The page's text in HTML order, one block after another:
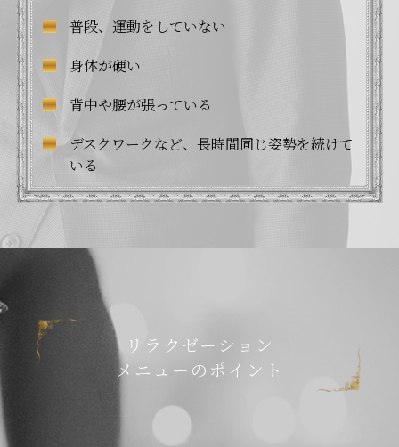
普段、運動をしていない
身体が硬い
背中や腰が張っている
デスクワークなど、長時間同じ姿勢を続けて
いる
リラクゼーション
メニューのポイント